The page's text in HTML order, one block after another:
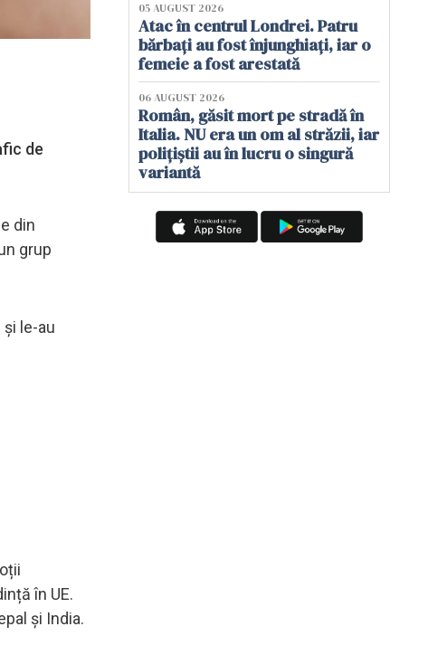
de
din
grup
le-au
în UE.
și India.
05 AUGUST 2026
Atac în centrul Londrei. Patru
bărbați au fost înjunghiați, iar o
femeie a fost arestată
06 AUGUST 2026
Român, găsit mort pe stradă în
Italia. NU era un om al străzii, iar
polițiștii au în lucru o singură
variantă